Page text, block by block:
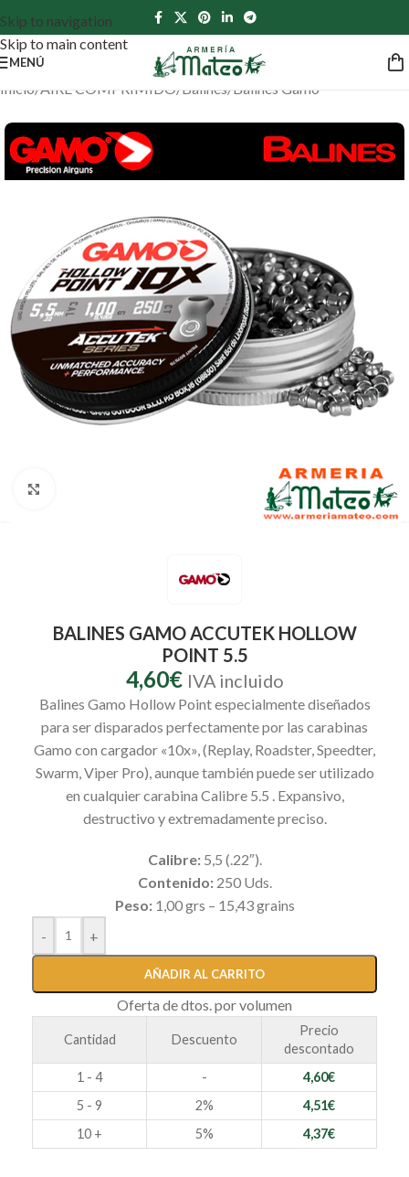
Skip to navigation
Skip to main content
MENÚ
Inicio/AIRE COMPRIMIDO/ Balines/ Balines Gamo
BALINES GAMO ACCUTEK HOLLOW
POINT 5.5
4,60€ IVA incluido
Balines Gamo Hollow Point especialmente diseñados
para ser disparados perfectamente por las carabinas
Gamo con cargador «10x», (Replay, Roadster, Speedter,
Swarm, Viper Pro), aunque también puede ser utilizado
en cualquier carabina Calibre 5.5 . Expansivo,
destructivo y extremadamente preciso.
Calibre:5,5 (.22″).
Contenido:250 Uds.
Peso:1,00 grs – 15,43 grains
-
+
AÑADIR AL CARRITO
Oferta de dtos. por volumen
Cantidad Descuento
Precio
descontado
1 - 4
- 4,60€
5 - 9
2% 4,51€
10 +
5% 4,37€